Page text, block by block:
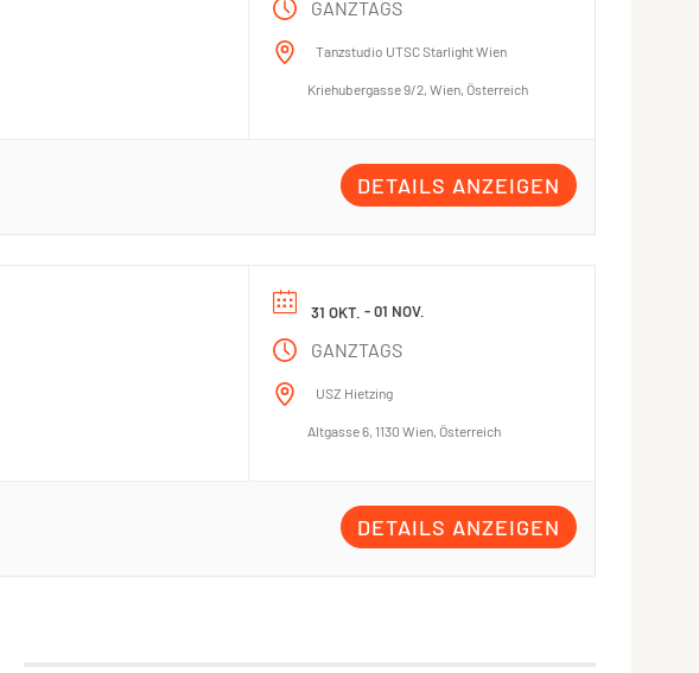
GANZTAGS
Tanzstudio UTSC Starlight Wien
Kriehubergasse 9/2, Wien, Österreich
DETAILS ANZEIGEN
31 OKT. - 01 NOV.
GANZTAGS
USZ Hietzing
Altgasse 6, 1130 Wien, Österreich
DETAILS ANZEIGEN